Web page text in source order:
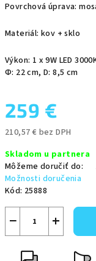
Povrchová úprava:
Materiál: kov + sklo
Výkon: 1 x 9W LED
Φ: 22 cm, D: 8,5 cm
259 €
210,57 € bez DPH
cena:
Skladom u partnera
Môžeme doručiť do:
Možnosti doručenia
Kód: 25888
+
−